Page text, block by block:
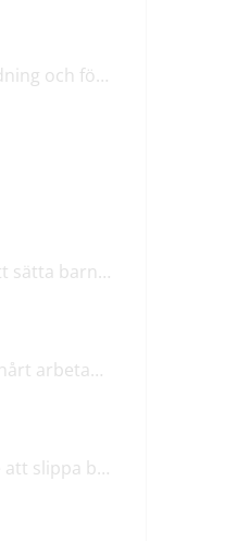
M & SD hycklar om tvångsblandning och förvärrar segregationen
Det finns bättre alternativ än att sätta barn i fängelse
Därför talar Moderaterna om ”hårt arbetande människor”
Holdingbolag hjälper de rikaste att slippa betala miljarder i skatt